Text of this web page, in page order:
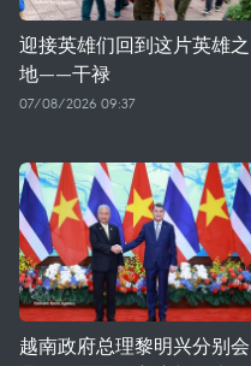
迎接英雄们回到这片英雄之
地——干禄
07/08/2026 09:37
越南政府总理黎明兴分别会